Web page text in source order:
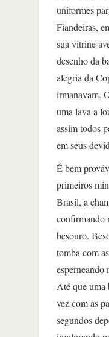
uniformes
Fiandeiras,
sua vitrine
desenho da
alegria da
irmanavam.
uma lava a
assim todos
em seus
É bem
primeiros
Brasil, a
confirmando
besouro.
tomba com
esperneando
Até que uma
vez com as
segundos